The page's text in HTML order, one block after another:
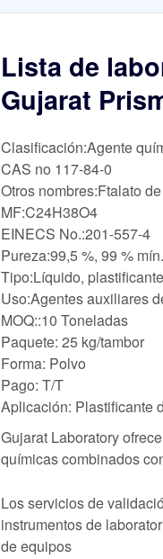
Lista de
Gujarat
Clasificación:Agente
CAS no 117-84-0
Otros nombres:Ftalato
MF:C24H38O4
EINECS No.:201-557-4
Pureza:99,5 %, 99 % mín.
Tipo:Líquido, plastificante
Uso:Agentes auxiliares
MOQ::10 Toneladas
Paquete: 25 kg/tambor
Forma: Polvo
Pago: T/T
Aplicación: Plastificante
Gujarat Laboratory
químicas combinados
Los servicios de
instrumentos de
de equipos